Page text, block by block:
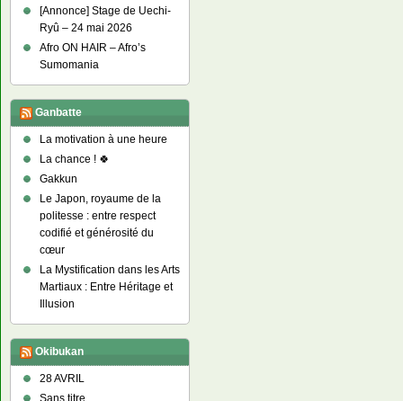
[Annonce] Stage de Uechi-
Ryû – 24 mai 2026
Afro ON HAIR – Afro’s
Sumomania
Ganbatte
La motivation à une heure
La chance ! 🍀
Gakkun
Le Japon, royaume de la
politesse : entre respect
codifié et générosité du
cœur
La Mystification dans les Arts
Martiaux : Entre Héritage et
Illusion
Okibukan
28 AVRIL
Sans titre